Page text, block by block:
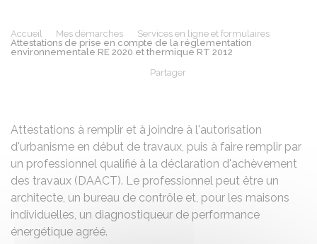
Accueil Mes démarches
Services en ligne et formulaires
Attestations de prise en compte de la réglementation
environnementale RE 2020 et thermique RT 2012
Partager
Attestations à remplir et à joindre à l'autorisation
d'urbanisme en début de travaux, puis à faire remplir par
un professionnel qualifié à la déclaration d'achèvement
des travaux (DAACT). Le professionnel peut être un
architecte, un bureau de contrôle et, pour les maisons
individuelles, un diagnostiqueur de performance
énergétique agréé.